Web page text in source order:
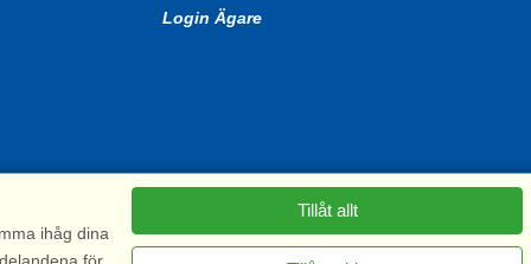
Login Ägare
ihåg dina
för
Tillåt allt